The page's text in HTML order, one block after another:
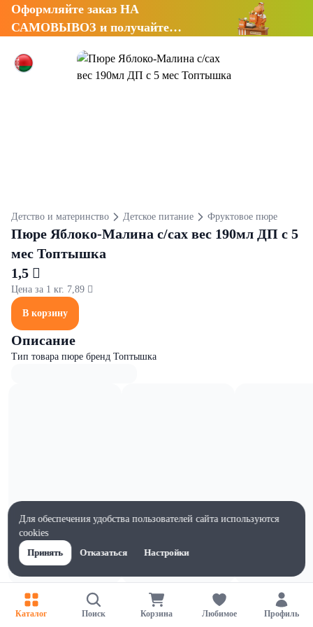
Оформляйте заказ НА
САМОВЫВОЗ и получайте
Детство и материнство Детское питание Фруктовое пюре
Пюре Яблоко-Малина с/сах вес 190мл ДП с 5
мес Топтышка
1,5 
Цена за 1 кг. 7,89 
В корзину
Описание
Тип товара пюре бренд Топтышка
Характеристики
Ширина, мм
Каталог Поиск Корзина Любимое Профиль
Для обеспечения удобства пользователей сайта используются
cookies
Принять
Отказаться Настройки